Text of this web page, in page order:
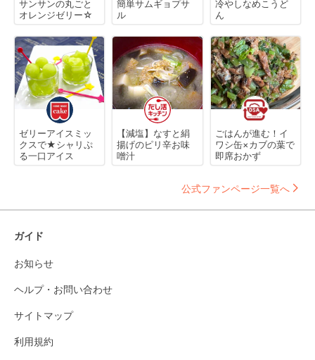
サンサンの丸ごと
オレンジゼリー☆
簡単サムギョプサ
ル
冷やしなめこうど
ん
ゼリーアイスミッ
クスで★シャリぷ
る一口アイス
【減塩】なすと絹
揚げのピリ辛お味
噌汁
ごはんが進む！イ
ワシ缶×カブの葉で
即席おかず
公式ファンページ一覧へ
ガイド
お知らせ
ヘルプ・お問い合わせ
サイトマップ
利用規約